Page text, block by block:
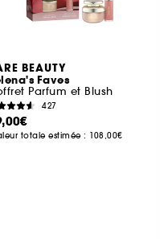
BEAUTY
Faves
Parfum et Blush
427
totale estimée : 108,00€